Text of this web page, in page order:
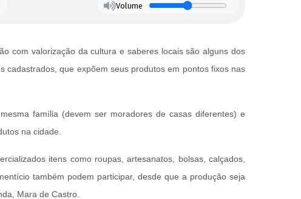
Volume
com valorização da cultura e saberes locais são alguns dos
cadastrados, que expõem seus produtos em pontos fixos nas
família (devem ser moradores de casas diferentes) e
na cidade.
itens como roupas, artesanatos, bolsas, calçados,
também podem participar, desde que a produção seja
Mara de Castro.